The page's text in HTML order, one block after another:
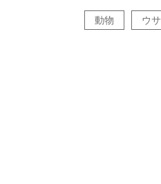
動物 ウ